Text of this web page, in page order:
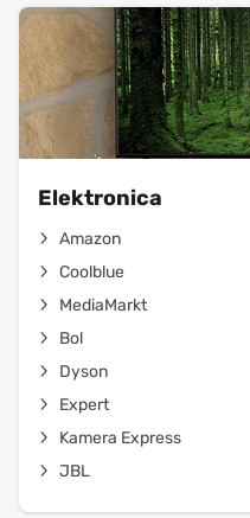
Elektronica
Amazon
Coolblue
MediaMarkt
Bol
Dyson
Expert
Kamera Express
JBL